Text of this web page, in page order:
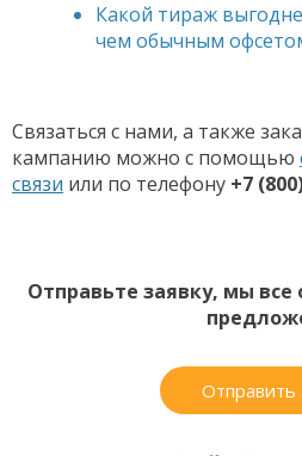
Какой тираж
чем обычным
Связаться с нами, а также
кампанию можно с помощью
связи или по телефону +7
Отправьте заявку, мы
Отправить